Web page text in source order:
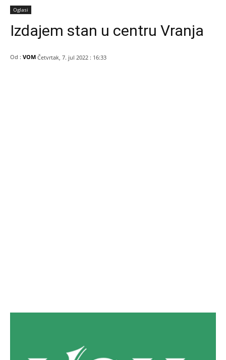
Oglasi
Izdajem stan u centru Vranja
Od : VOM Četvrtak, 7. jul 2022 : 16:33